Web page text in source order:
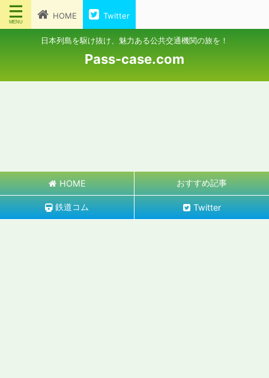
HOME Twitter
日本列島を駆け抜け、魅力ある公共交通機関の旅を！
Pass-case.com
HOME おすすめ記事
鉄道コム Twitter